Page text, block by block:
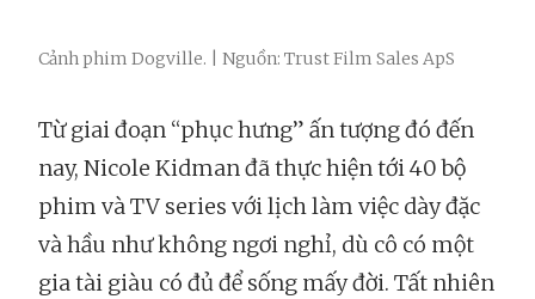
Cảnh phim Dogville. | Nguồn: Trust Film Sales ApS
Từ giai đoạn “phục hưng” ấn tượng đó đến
nay, Nicole Kidman đã thực hiện tới 40 bộ
phim và TV series với lịch làm việc dày đặc
và hầu như không ngơi nghỉ, dù cô có một
gia tài giàu có đủ để sống mấy đời. Tất nhiên